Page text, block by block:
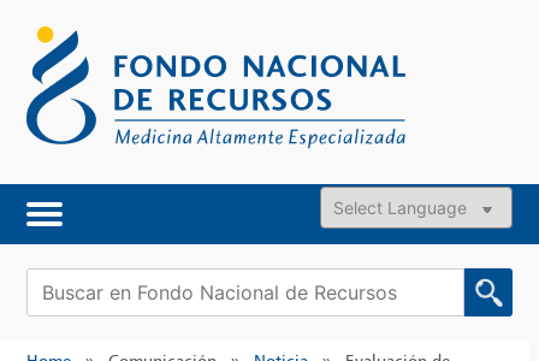
content
Powered by
Buscar: